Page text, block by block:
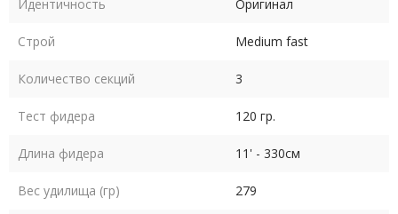
Идентичность Оригинал
Строй Medium fast
Количество секций 3
Тест фидера 120 гр.
Длина фидера 11' - 330см
Вес удилища (гр) 279